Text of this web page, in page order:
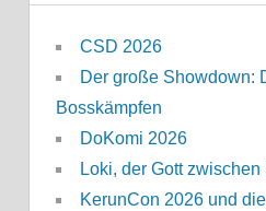
CSD 2026
Der große Showdown:
Bosskämpfen
DoKomi 2026
Loki, der Gott
KerunCon 2026 und